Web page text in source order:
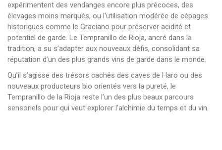
expérimentent des vendanges encore plus précoces, des
élevages moins marqués, ou l'utilisation modérée de cépages
historiques comme le Graciano pour préserver acidité et
potentiel de garde. Le Tempranillo de Rioja, ancré dans la
tradition, a su s’adapter aux nouveaux défis, consolidant sa
réputation d’un des plus grands vins de garde dans le monde.
Qu’il s’agisse des trésors cachés des caves de Haro ou des
nouveaux producteurs bio orientés vers la pureté, le
Tempranillo de la Rioja reste l’un des plus beaux parcours
sensoriels pour qui veut explorer l’alchimie du temps et du vin.